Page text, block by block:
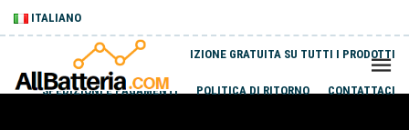
ITALIANO
SPEDIZIONE GRATUITA SU TUTTI I PRODOTTI
SPEDIZIONI E PAGAMENTI POLITICA DI RITORNO CONTATTACI